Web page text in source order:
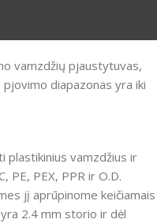
vamzdžių pjaustytuvas,
diapazonas yra iki
plastikinius vamzdžius ir
PE, PEX, PPR ir O.D.
jį aprūpinome keičiamais
2.4 mm storio ir dėl